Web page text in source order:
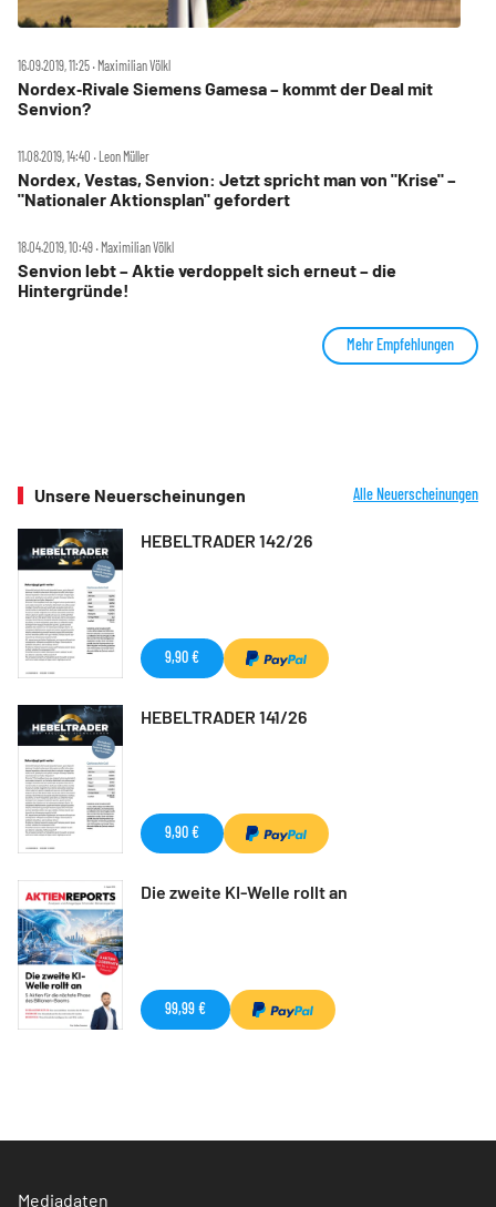
16.09.2019, 11:25 ‧ Maximilian Völkl
Nordex‑Rivale Siemens Gamesa – kommt der Deal mit
Senvion?
11.08.2019, 14:40 ‧ Leon Müller
Nordex, Vestas, Senvion: Jetzt spricht man von "Krise" –
"Nationaler Aktionsplan" gefordert
18.04.2019, 10:49 ‧ Maximilian Völkl
Senvion lebt – Aktie verdoppelt sich erneut – die
Hintergründe!
Mehr Empfehlungen
Unsere Neuerscheinungen Alle Neuerscheinungen
HEBELTRADER 142/26
9,90 €
HEBELTRADER 141/26
9,90 €
Die zweite KI-Welle rollt an
99,99 €
Mediadaten